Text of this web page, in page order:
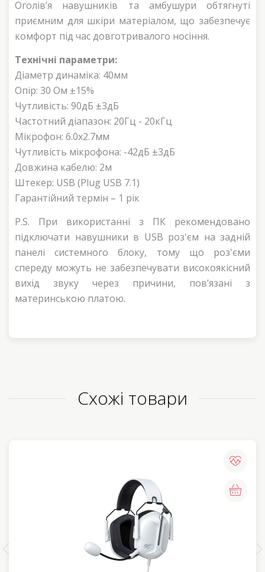
Оголів’я навушників та амбушури обтягнуті
приємним для шкіри матеріалом, що забезпечує
комфорт під час довготривалого носіння.
Технічні параметри:
Діаметр динаміка: 40мм
Опір: 30 Ом ±15%
Чутливість: 90дБ ±3дБ
Частотний діапазон: 20Гц - 20кГц
Мікрофон: 6.0х2.7мм
Чутливість мікрофона: -42дБ ±3дБ
Довжина кабелю: 2м
Штекер: USB (Plug USB 7.1)
Гарантійний термін – 1 рік
P.S. При використанні з ПК рекомендовано
підключати навушники в USB роз'єм на задній
панелі системного блоку, тому що роз'єми
спереду можуть не забезпечувати високоякісний
вихід звуку через причини, пов’язані з
материнською платою.
Схожі товари